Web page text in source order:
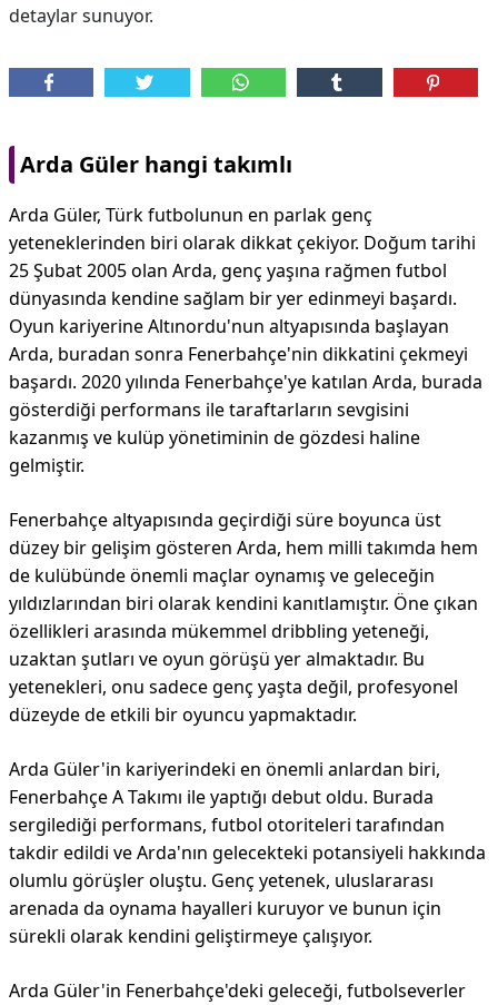
detaylar sunuyor.
Arda Güler hangi takımlı
Arda Güler, Türk futbolunun en parlak genç
yeteneklerinden biri olarak dikkat çekiyor. Doğum tarihi
25 Şubat 2005 olan Arda, genç yaşına rağmen futbol
dünyasında kendine sağlam bir yer edinmeyi başardı.
Oyun kariyerine Altınordu'nun altyapısında başlayan
Arda, buradan sonra Fenerbahçe'nin dikkatini çekmeyi
başardı. 2020 yılında Fenerbahçe'ye katılan Arda, burada
gösterdiği performans ile taraftarların sevgisini
kazanmış ve kulüp yönetiminin de gözdesi haline
gelmiştir.
Fenerbahçe altyapısında geçirdiği süre boyunca üst
düzey bir gelişim gösteren Arda, hem milli takımda hem
de kulübünde önemli maçlar oynamış ve geleceğin
yıldızlarından biri olarak kendini kanıtlamıştır. Öne çıkan
özellikleri arasında mükemmel dribbling yeteneği,
uzaktan şutları ve oyun görüşü yer almaktadır. Bu
yetenekleri, onu sadece genç yaşta değil, profesyonel
düzeyde de etkili bir oyuncu yapmaktadır.
Arda Güler'in kariyerindeki en önemli anlardan biri,
Fenerbahçe A Takımı ile yaptığı debut oldu. Burada
sergilediği performans, futbol otoriteleri tarafından
takdir edildi ve Arda'nın gelecekteki potansiyeli hakkında
olumlu görüşler oluştu. Genç yetenek, uluslararası
arenada da oynama hayalleri kuruyor ve bunun için
sürekli olarak kendini geliştirmeye çalışıyor.
Arda Güler'in Fenerbahçe'deki geleceği, futbolseverler